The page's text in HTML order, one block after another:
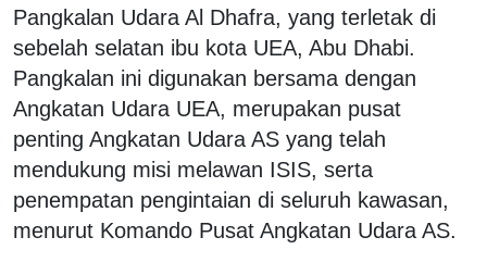
Pangkalan Udara Al Dhafra, yang terletak di
sebelah selatan ibu kota UEA, Abu Dhabi.
Pangkalan ini digunakan bersama dengan
Angkatan Udara UEA, merupakan pusat
penting Angkatan Udara AS yang telah
mendukung misi melawan ISIS, serta
penempatan pengintaian di seluruh kawasan,
menurut Komando Pusat Angkatan Udara AS.